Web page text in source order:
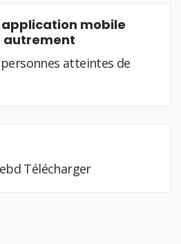
application mobile
autrement
personnes atteintes de
Télécharger